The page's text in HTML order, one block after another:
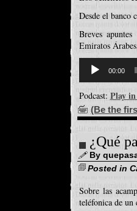
Desde el banco
Breves
Emiratos
d'àudio
00:00
Podcast: Play
(Be the
¿Qué
By
Posted in
Sobre las
teléfonica de un